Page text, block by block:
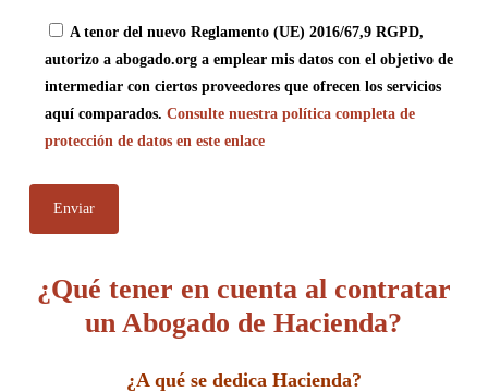
A tenor del nuevo Reglamento (UE) 2016/67,9 RGPD,
autorizo a abogado.org a emplear mis datos con el objetivo de
intermediar con ciertos proveedores que ofrecen los servicios
aquí comparados. Consulte nuestra política completa de
protección de datos en este enlace
¿Qué tener en cuenta al contratar
un Abogado de Hacienda?
¿A qué se dedica Hacienda?